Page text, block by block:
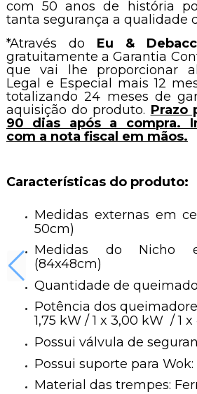
com 50 anos de história
tanta segurança a qualidade
*Através do
Eu &
gratuitamente a Garantia
que vai lhe proporcionar
Legal e Especial mais 12
totalizando 24 meses de
aquisição do produto. Prazo
90 dias após a compra.
com a nota fiscal em mãos.
Características do produto:
Medidas externas em
50cm)
Medidas do Nicho
(84x48cm)
Quantidade de
Potência dos
1,75 kW / 1 x 3,00 kW / 1
Possui válvula de
Possui suporte para Wok:
Material das trempes: